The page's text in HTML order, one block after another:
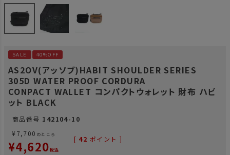
SALE 40%OFF
AS2OV(アッソブ)HABIT SHOULDER SERIES
305D WATER PROOF CORDURA
CONPACT WALLET コンパクトウォレット 財布 ハビ
ット BLACK
商品番号 142104-10
¥ 7,700 のところ
¥4,620税込
[ 42 ポイント ]